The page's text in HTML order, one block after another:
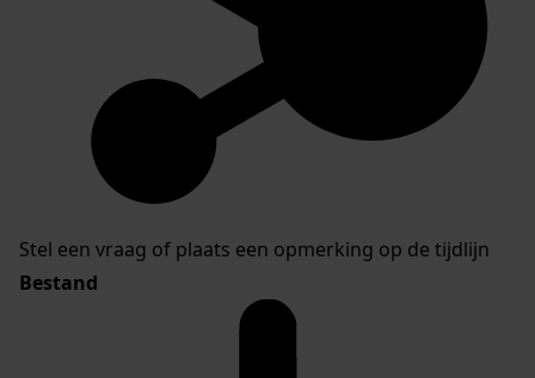
Stel een vraag of plaats een opmerking op de tijdlijn
Bestand